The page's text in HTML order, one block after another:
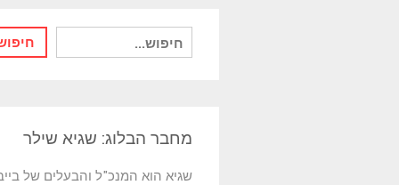
חיפוש
עבור:
מחבר הבלוג: שגיא שילר
שגיא הוא המנכ"ל והבעלים של